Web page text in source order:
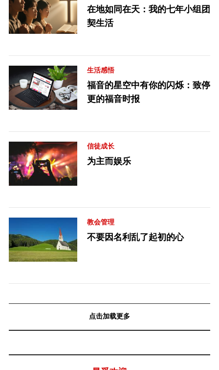
在地如同在天：我的七年小组团
契生活
生活感悟
福音的星空中有你的闪烁：致停
更的福音时报
信徒成长
为主而娱乐
教会管理
不要因名利乱了起初的心
点击加载更多